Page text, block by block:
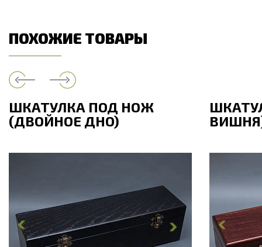
ПОХОЖИЕ ТОВАРЫ
ШКАТУЛКА ПОД НОЖ
(ДВОЙНОЕ ДНО)